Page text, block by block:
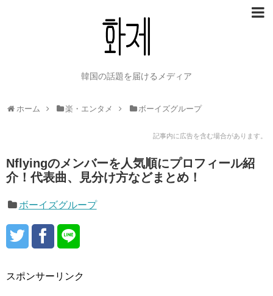
韓国の話題を届けるメディア
ホーム 楽・エンタメ ボーイズグループ
記事内に広告を含む場合があります。
Nflyingのメンバーを人気順にプロフィール紹
介！代表曲、見分け方などまとめ！
ボーイズグループ
スポンサーリンク